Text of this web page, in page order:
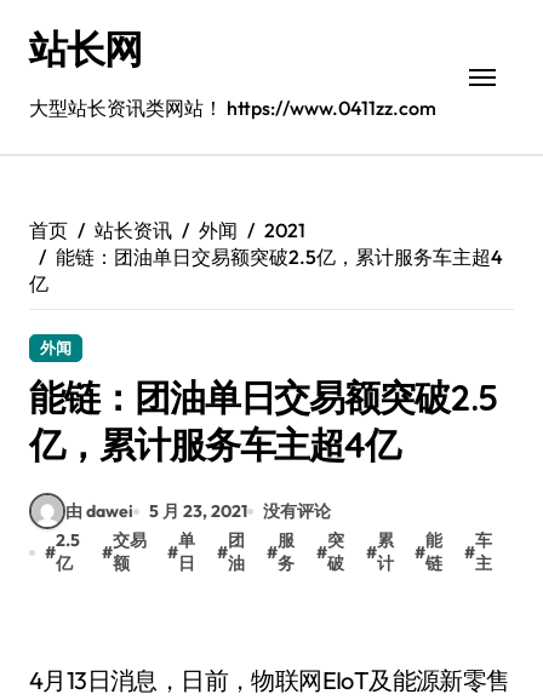
站长网
大型站长资讯类网站！ https://www.0411zz.com
首页 站长资讯 外闻
2021
能链：团油单日交易额突破2.5亿，累计服务车主超4
亿
外闻
能链：团油单日交易额突破2.5
亿，累计服务车主超4亿
由 dawei 5 月 23, 2021
没有评论
#
2.5
亿
#
交易
额
#
单
日
#
团
油
#
服
务
#
突
破
#
累
计
#
能
链
#
车
主
4月13日消息，日前，物联网EIoT及能源新零售